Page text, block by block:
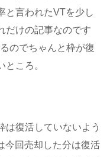
と言われたVTを少し
だけの記事なのです
のでちゃんと枠が復
ころ。
は復活していないよう
今回売却した分は復活